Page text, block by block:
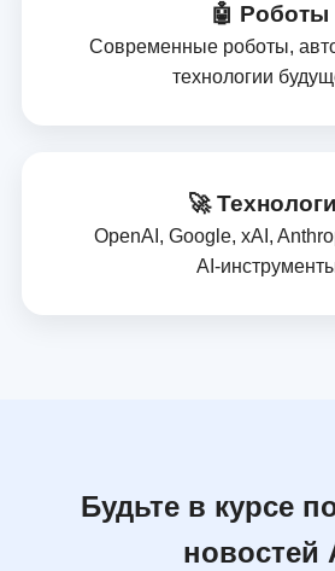
🤖 Роботы
Современные роботы,
технологии
🚀
OpenAI, Google, xAI,
Будьте в курсе
новостей